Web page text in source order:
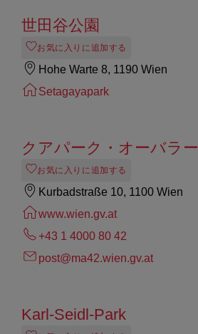
世田谷公園
お気に入りに追加する
Hohe Warte 8, 1190 Wien
Setagayapark
クアパーク・オーバラー
お気に入りに追加する
Kurbadstraße 10, 1100 Wien
www.wien.gv.at
+43 1 4000 80 42
post@ma42.wien.gv.at
Karl-Seidl-Park